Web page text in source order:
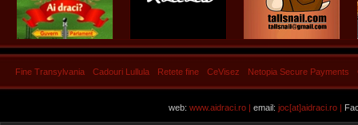
Fine Transylvania Cadouri Lullula Retete fine CeVisez Netopia Secure Payments
web: www.aidraci.ro | email: joc[at]aidraci.ro |